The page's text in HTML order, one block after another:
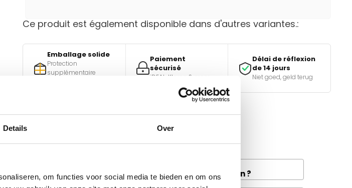
Details Over
om functies voor social media te bieden en om ons
Ce produit est également disponible dans d'autres variantes.:
Emballage solide
Protection
supplémentaire
Paiement
sécurisé
iDEAL, Klarna & meer
Délai de réflexion
de 14 jours
Niet goed, geld terug
Besoin d'aide pour faire le bon choix ?
est-elle disponible dans votre région ?